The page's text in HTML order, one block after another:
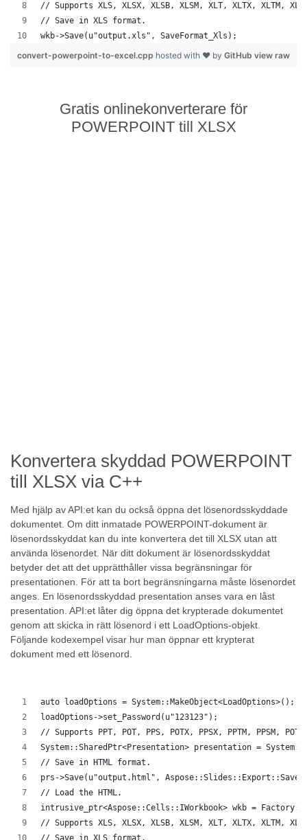
// Supports XLS, XLSX, XLSB, XLSM, XLT, XLTX, XLTM,
// Save in XLS format.
wkb->Save(u"output.xls", SaveFormat_Xls);
view raw
convert-powerpoint-to-excel.cpp hosted with ❤ by GitHub
Gratis onlinekonverterare för
POWERPOINT till XLSX
Konvertera skyddad POWERPOINT
till XLSX via C++
Med hjälp av API:et kan du också öppna det lösenordsskyddade
dokumentet. Om ditt inmatade POWERPOINT-dokument är
lösenordsskyddat kan du inte konvertera det till XLSX utan att
använda lösenordet. När ditt dokument är lösenordsskyddat
betyder det att det upprätthåller vissa begränsningar för
presentationen. För att ta bort begränsningarna måste lösenordet
anges. En lösenordsskyddad presentation anses vara en låst
presentation. API:et låter dig öppna det krypterade dokumentet
genom att skicka in rätt lösenord i ett LoadOptions-objekt.
Följande kodexempel visar hur man öppnar ett krypterat
dokument med ett lösenord.
auto loadOptions = System::MakeObject<LoadOptions>();
loadOptions->set_Password(u"123123");
// Supports PPT, POT, PPS, POTX, PPSX, PPTM, PPSM,
System::SharedPtr<Presentation> presentation =
// Save in HTML format.
prs->Save(u"output.html",
// Load the HTML.
intrusive_ptr<Aspose::Cells::IWorkbook> wkb =
// Supports XLS, XLSX, XLSB, XLSM, XLT, XLTX, XLTM,
// Save in XLS format.